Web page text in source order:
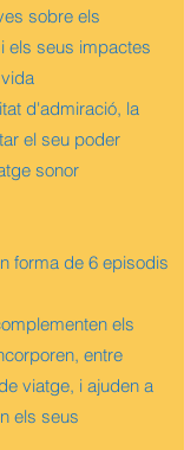
sobre els
els seus impactes
d'admiració, la
el seu poder
sonor
forma de 6 episodis
els
entre
viatge, i ajuden a
els seus